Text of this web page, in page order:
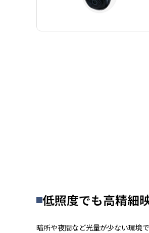
低照度でも高精細
暗所や夜間など光量が少ない環境